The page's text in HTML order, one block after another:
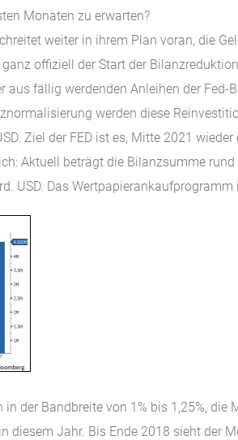
Monaten zu erwarten?
weiter in ihrem Plan voran, die
offiziell der Start der
aus fällig werdenden Anleihen der Fed-
werden diese
Ziel der FED ist es, Mitte 2021 wieder
Aktuell beträgt die Bilanzsumme
USD. Das Wertpapierankaufprogramm
der Bandbreite von 1% bis 1,25%, die
diesem Jahr. Bis Ende 2018 sieht der